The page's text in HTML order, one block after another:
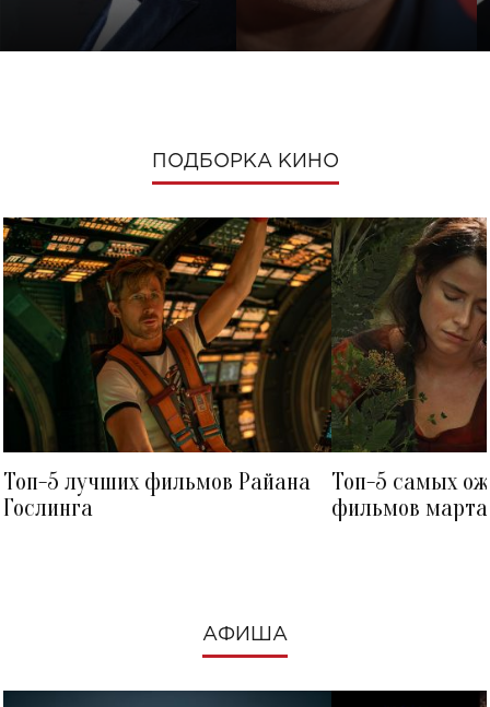
ПОДБОРКА КИНО
Топ-5 лучших фильмов Райана
Гослинга
Топ-5 самых
фильмов
АФИША